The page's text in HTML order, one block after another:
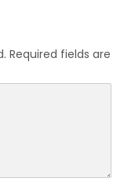
Required fields are